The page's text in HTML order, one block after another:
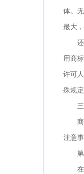
体。
最大
用商
许可
殊规
注意